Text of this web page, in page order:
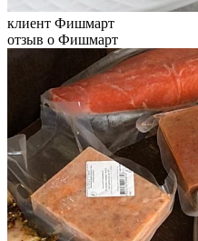
клиент Фишмарт
отзыв о Фишмарт